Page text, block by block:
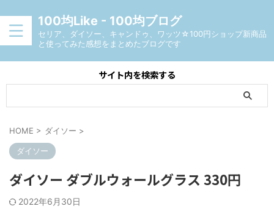
100均Like - 100均ブログ
セリア、ダイソー、キャンドゥ、ワッツ☆100円ショップ新商品
と使ってみた感想をまとめたブログです
サイト内を検索する
HOME > ダイソー >
ダイソー
ダイソー ダブルウォールグラス 330円
2022年6月30日